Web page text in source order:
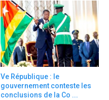
Ve République : le
gouvernement conteste les
conclusions de la Co ...